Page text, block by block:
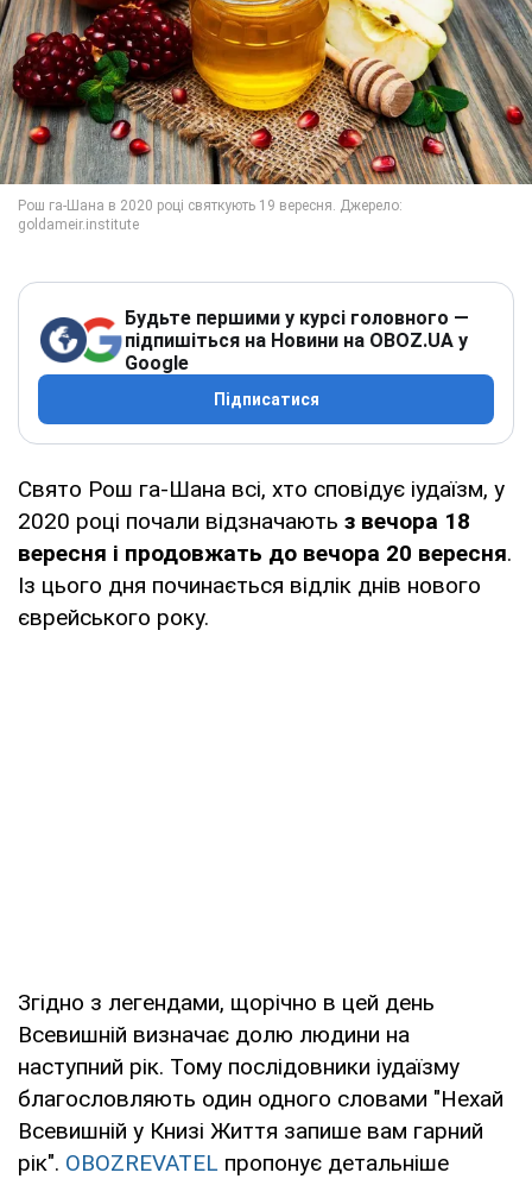
Будьте першими у курсі головного —
підпишіться на Новини на OBOZ.UA у
Google
Підписатися
Свято Рош га-Шана всі, хто сповідує іудаїзм, у
2020 році почали відзначають з вечора 18
вересня і продовжать до вечора 20 вересня.
Із цього дня починається відлік днів нового
єврейського року.
Згідно з легендами, щорічно в цей день
Всевишній визначає долю людини на
наступний рік. Тому послідовники іудаїзму
благословляють один одного словами "Нехай
Всевишній у Книзі Життя запише вам гарний
рік". OBOZREVATEL пропонує детальніше